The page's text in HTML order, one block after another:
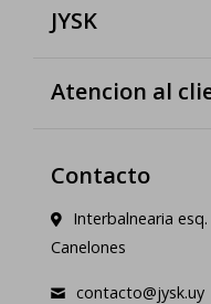
JYSK
Atencion al
Contacto
Interbalnearia
Canelones
contacto@jysk.uy